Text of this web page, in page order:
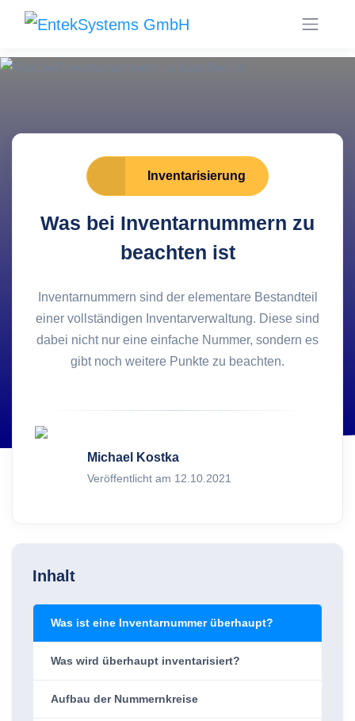
Inventarisierung
Was bei Inventarnummern zu
beachten ist
Inventarnummern sind der elementare Bestandteil
einer vollständigen Inventarverwaltung. Diese sind
dabei nicht nur eine einfache Nummer, sondern es
gibt noch weitere Punkte zu beachten.
Michael Kostka
Veröffentlicht am 12.10.2021
Inhalt
Was ist eine Inventarnummer überhaupt?
Was wird überhaupt inventarisiert?
Aufbau der Nummernkreise